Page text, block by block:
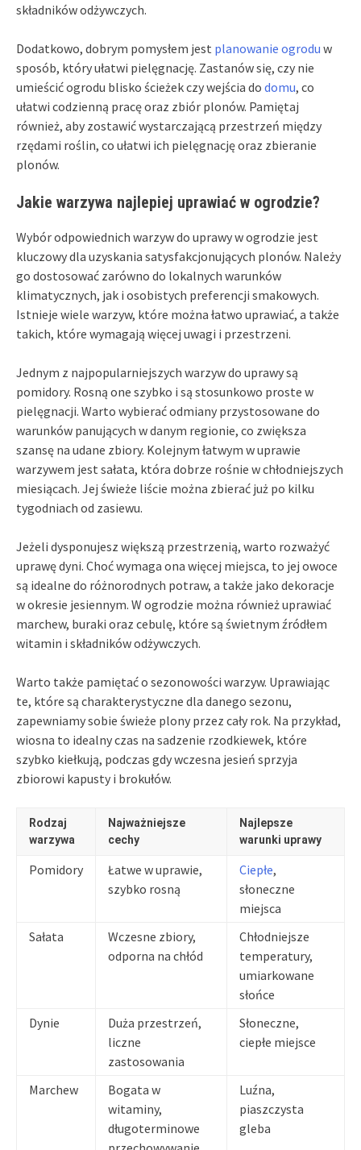
składników odżywczych.
Dodatkowo, dobrym pomysłem jest planowanie ogrodu w
sposób, który ułatwi pielęgnację. Zastanów się, czy nie
umieścić ogrodu blisko ścieżek czy wejścia do domu, co
ułatwi codzienną pracę oraz zbiór plonów. Pamiętaj
również, aby zostawić wystarczającą przestrzeń między
rzędami roślin, co ułatwi ich pielęgnację oraz zbieranie
plonów.
Jakie warzywa najlepiej uprawiać w ogrodzie?
Wybór odpowiednich warzyw do uprawy w ogrodzie jest
kluczowy dla uzyskania satysfakcjonujących plonów. Należy
go dostosować zarówno do lokalnych warunków
klimatycznych, jak i osobistych preferencji smakowych.
Istnieje wiele warzyw, które można łatwo uprawiać, a także
takich, które wymagają więcej uwagi i przestrzeni.
Jednym z najpopularniejszych warzyw do uprawy są
pomidory. Rosną one szybko i są stosunkowo proste w
pielęgnacji. Warto wybierać odmiany przystosowane do
warunków panujących w danym regionie, co zwiększa
szansę na udane zbiory. Kolejnym łatwym w uprawie
warzywem jest sałata, która dobrze rośnie w chłodniejszych
miesiącach. Jej świeże liście można zbierać już po kilku
tygodniach od zasiewu.
Jeżeli dysponujesz większą przestrzenią, warto rozważyć
uprawę dyni. Choć wymaga ona więcej miejsca, to jej owoce
są idealne do różnorodnych potraw, a także jako dekoracje
w okresie jesiennym. W ogrodzie można również uprawiać
marchew, buraki oraz cebulę, które są świetnym źródłem
witamin i składników odżywczych.
Warto także pamiętać o sezonowości warzyw. Uprawiając
te, które są charakterystyczne dla danego sezonu,
zapewniamy sobie świeże plony przez cały rok. Na przykład,
wiosna to idealny czas na sadzenie rzodkiewek, które
szybko kiełkują, podczas gdy wczesna jesień sprzyja
zbiorowi kapusty i brokułów.
Rodzaj
warzywa
Najważniejsze
cechy
Najlepsze
warunki uprawy
Pomidory
Łatwe w uprawie,
szybko rosną
Ciepłe,
słoneczne
miejsca
Sałata
Wczesne zbiory,
odporna na chłód
Chłodniejsze
temperatury,
umiarkowane
słońce
Dynie
Duża przestrzeń,
liczne
zastosowania
Słoneczne,
ciepłe miejsce
Marchew
Bogata w
witaminy,
długoterminowe
Luźna,
piaszczysta
gleba